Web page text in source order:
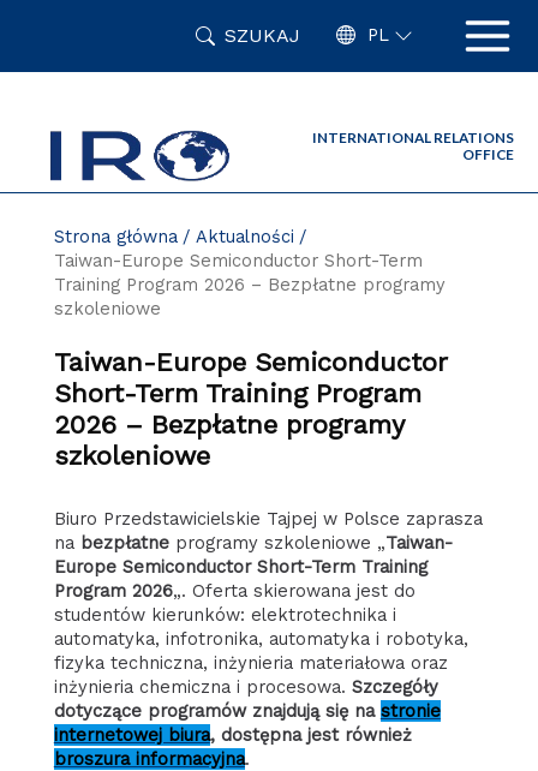
SZUKAJ PL
INTERNATIONAL RELATIONS
OFFICE
Strona główna
Aktualności
Taiwan-Europe Semiconductor Short-Term
Training Program 2026 – Bezpłatne programy
szkoleniowe
Taiwan-Europe Semiconductor
Short-Term Training Program
2026 – Bezpłatne programy
szkoleniowe
Biuro Przedstawicielskie Tajpej w Polsce zaprasza
na bezpłatneprogramy szkoleniowe „Taiwan-
Europe Semiconductor Short-Term Training
Program 2026„. Oferta skierowana jest do
studentów kierunków: elektrotechnika i
automatyka, infotronika, automatyka i robotyka,
fizyka techniczna, inżynieria materiałowa oraz
inżynieria chemiczna i procesowa. Szczegóły
dotyczące programów znajdują się na stronie
internetowej biura, dostępna jest również
broszura informacyjna.